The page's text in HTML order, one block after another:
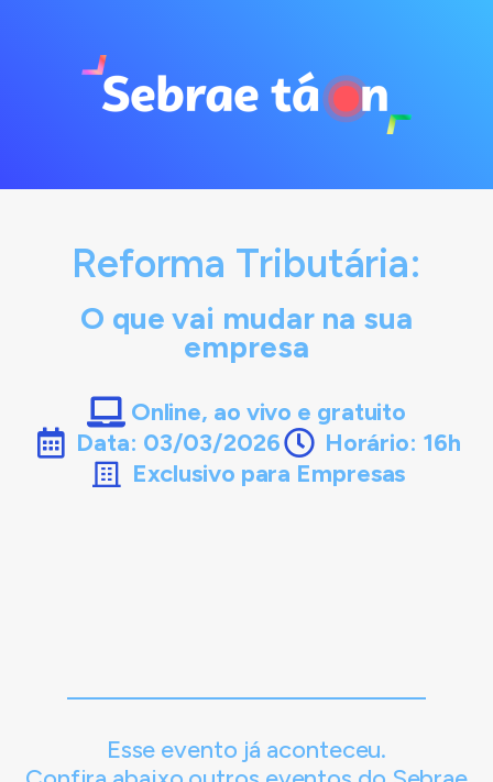
Reforma Tributária:
O que vai mudar na sua
empresa
Online, ao vivo e gratuito
Data: 03/03/2026
Horário: 16h
Exclusivo para Empresas
Esse evento já aconteceu.